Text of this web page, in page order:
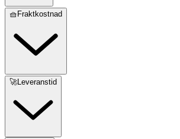
🧺Fraktkostnad
🚀Leveranstid